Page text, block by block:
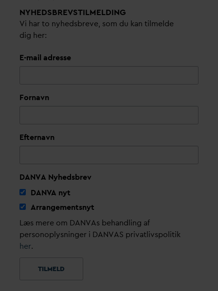
NYHEDSBREVS­TILMELDING
Vi har to nyhedsbreve, som du kan tilmelde
dig her:
E-mail adresse
Fornavn
Efternavn
DANVA Nyhedsbrev
DANVA nyt
Arrangementsnyt
Læs mere om DANVAs behandling af
personoplysninger i DANVAS privatlivspolitik
her.